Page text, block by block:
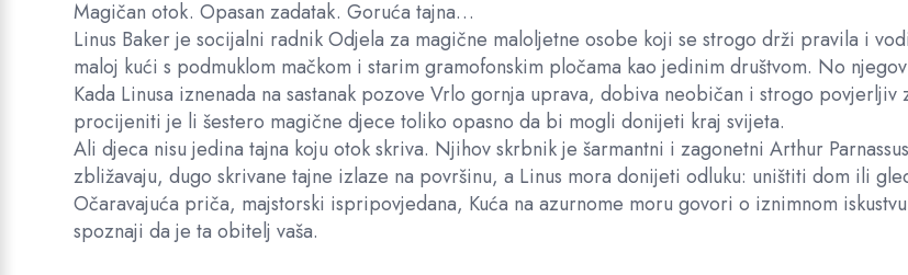
Magičan otok. Opasan zadatak. Goruća tajna…
Linus Baker je socijalni radnik Odjela za magične maloljetne osobe koji se strogo drži pravila i
maloj kući s podmuklom mačkom i starim gramofonskim pločama kao jedinim društvom. No
Kada Linusa iznenada na sastanak pozove Vrlo gornja uprava, dobiva neobičan i strogo
procijeniti je li šestero magične djece toliko opasno da bi mogli donijeti kraj svijeta.
Ali djeca nisu jedina tajna koju otok skriva. Njihov skrbnik je šarmantni i zagonetni Arthur
zbližavaju, dugo skrivane tajne izlaze na površinu, a Linus mora donijeti odluku: uništiti dom ili
Očaravajuća priča, majstorski ispripovjedana, Kuća na azurnome moru govori o iznimnom
spoznaji da je ta obitelj vaša.